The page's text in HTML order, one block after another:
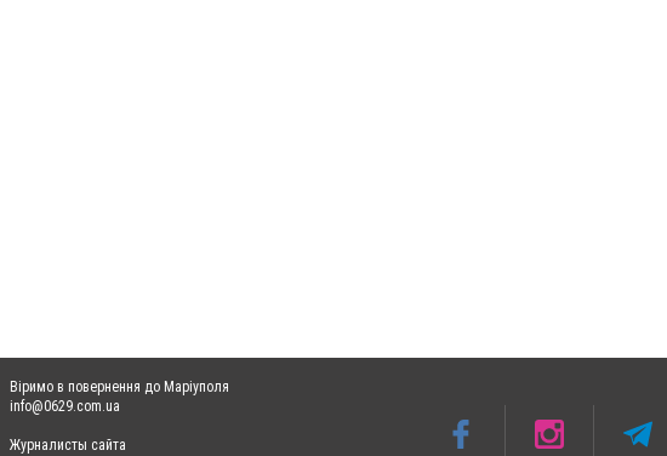
Віримо в повернення до Маріуполя
info@0629.com.ua
Журналисты сайта